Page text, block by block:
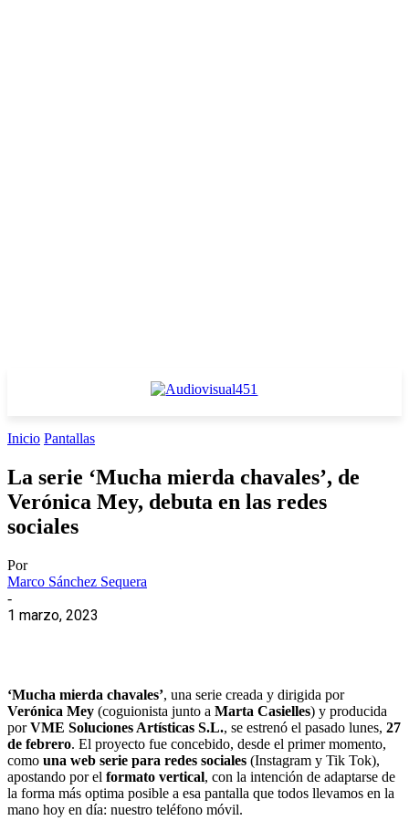
Inicio Pantallas
La serie ‘Mucha mierda chavales’, de
Verónica Mey, debuta en las redes
sociales
Por
Marco Sánchez Sequera
-
1 marzo, 2023
‘Mucha mierda chavales’, una serie creada y dirigida por
Verónica Mey (coguionista junto a Marta Casielles) y producida
porVME Soluciones Artísticas S.L., se estrenó el pasado lunes, 27
de febrero. El proyecto fue concebido, desde el primer momento,
como una web serie para redes sociales (Instagram y Tik Tok),
apostando por el formato vertical, con la intención de adaptarse de
la forma más optima posible a esa pantalla que todos llevamos en la
mano hoy en día: nuestro teléfono móvil.